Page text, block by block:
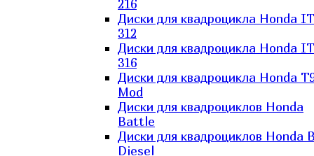
216
Диски для квадроцикла Honda
312
Диски для квадроцикла Honda
316
Диски для квадроцикла Honda
Mod
Диски для квадроциклов Honda
Battle
Диски для квадроциклов Honda
Diesel